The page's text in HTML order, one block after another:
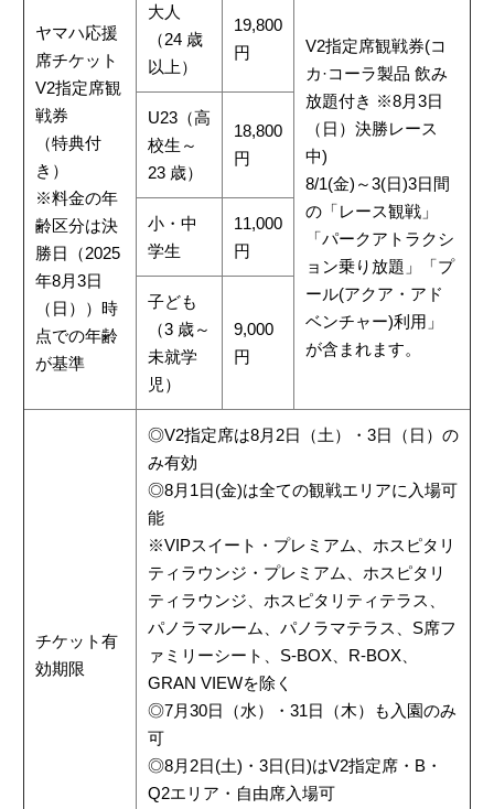
ヤマハ応援
席チケット
V2指定席観
戦券
（特典付
き）
※料金の年
齢区分は決
勝日（2025
年8月3日
（日））時
点での年齢
が基準
大人
（24 歳
以上）
19,800
円
V2指定席観戦券(コ
カ·コーラ製品 飲み
放題付き ※8月3日
（日）決勝レース
中)
8/1(金)～3(日)3日間
の「レース観戦」
「パークアトラクシ
ョン乗り放題」「プ
ール(アクア・アド
ベンチャー)利用」
が含まれます。
U23（高
校生～
23 歳）
18,800
円
小・中
学生
11,000
円
子ども
（3 歳～
未就学
児）
9,000
円
チケット有
効期限
◎V2指定席は8月2日（土）・3日（日）の
み有効
◎8月1日(金)は全ての観戦エリアに入場可
能
※VIPスイート・プレミアム、ホスピタリ
ティラウンジ・プレミアム、ホスピタリ
ティラウンジ、ホスピタリティテラス、
パノラマルーム、パノラマテラス、S席フ
ァミリーシート、S-BOX、​R-BOX、
GRAN VIEWを除く
◎7月30日（水）・31日（木）も入園のみ
可
◎8月2日(土)・3日(日)はV2指定席・B・
Q2エリア・自由席入場可